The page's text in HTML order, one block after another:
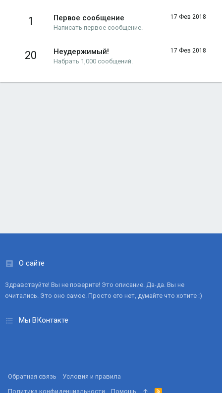
1 17 Фев 2018
Первое сообщение
Написать первое сообщение.
20 17 Фев 2018
Неудержимый!
Набрать 1,000 сообщений.
О сайте
Здравствуйте! Вы не поверите! Это описание. Да-да. Вы не
очитались. Это оно самое. Просто его нет, думайте что хотите :)
Мы ВКонтакте
Обратная связь
Условия и правила
Политика конфиденциальности
Помощь R